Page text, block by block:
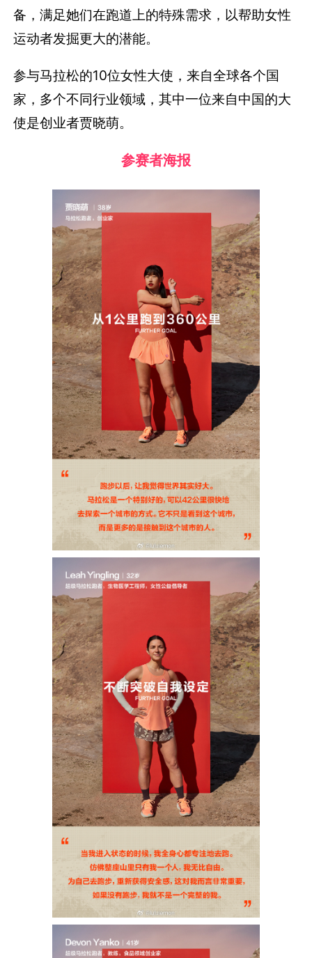
备，满足她们在跑道上的特殊需求，以帮助女性
运动者发掘更大的潜能。
参与马拉松的10位女性大使，来自全球各个国
家，多个不同行业领域，其中一位来自中国的大
使是创业者贾晓萌。
参赛者海报